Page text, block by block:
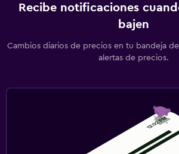
Recibe notificaciones
bajen
Cambios diarios de precios en tu bandeja
alertas de precios.